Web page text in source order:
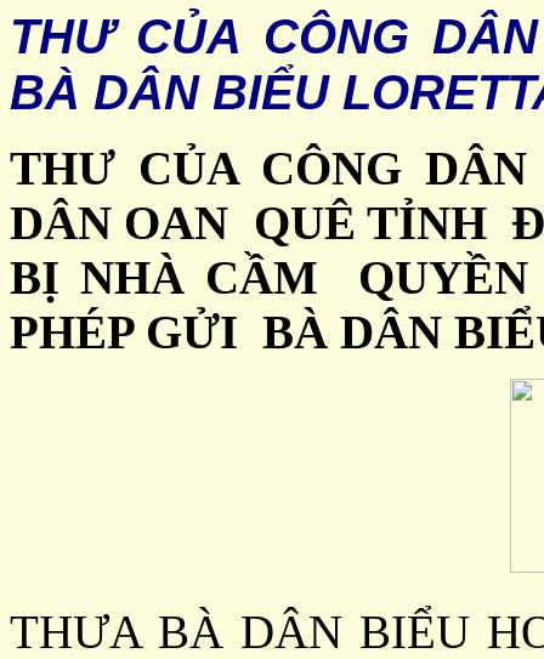
THƯ CỦA CÔNG
BÀ DÂN BIỂU
THƯ CỦA CÔNG
DÂN OAN QUÊ TỈNH
BỊ NHÀ CẦM
PHÉP GỬI BÀ DÂN
THƯA BÀ DÂN BIỂU